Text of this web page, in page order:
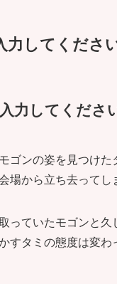
力してくださ
力してくださ
ゴンの姿を見つけ
場から立ち去ってし
っていたモゴンと久
すタミの態度は変